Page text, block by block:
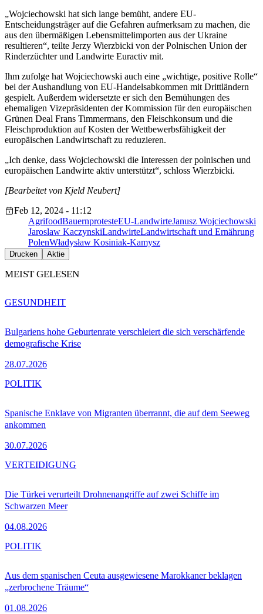
„Wojciechowski hat sich lange bemüht, andere EU-
Entscheidungsträger auf die Gefahren aufmerksam zu machen, die
aus den übermäßigen Lebensmittelimporten aus der Ukraine
resultieren“, teilte Jerzy Wierzbicki von der Polnischen Union der
Rinderzüchter und Landwirte Euractiv mit.
Ihm zufolge hat Wojciechowski auch eine „wichtige, positive Rolle“
bei der Aushandlung von EU-Handelsabkommen mit Drittländern
gespielt. Außerdem widersetzte er sich den Bemühungen des
ehemaligen Vizepräsidenten der Kommission für den europäischen
Grünen Deal Frans Timmermans, den Fleischkonsum und die
Fleischproduktion auf Kosten der Wettbewerbsfähigkeit der
europäischen Landwirtschaft zu reduzieren.
„Ich denke, dass Wojciechowski die Interessen der polnischen und
europäischen Landwirte aktiv unterstützt“, schloss Wierzbicki.
[Bearbeitet von Kjeld Neubert]
Feb 12, 2024 - 11:12
AgrifoodBauernprotesteEU-LandwirteJanusz Wojciechowski
Jaroslaw KaczynskiLandwirteLandwirtschaft und Ernährung
PolenWładysław Kosiniak-Kamysz
Drucken Aktie
MEIST GELESEN
Bulgariens hohe Geburtenrate verschleiert die sich verschärfende
demografische Krise
28.07.2026
GESUNDHEIT
Spanische Enklave von Migranten überrannt, die auf dem Seeweg
ankommen
30.07.2026
POLITIK
Die Türkei verurteilt Drohnenangriffe auf zwei Schiffe im
Schwarzen Meer
04.08.2026
VERTEIDIGUNG
Aus dem spanischen Ceuta ausgewiesene Marokkaner beklagen
„zerbrochene Träume“
01.08.2026
POLITIK